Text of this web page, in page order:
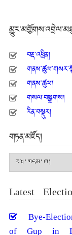
བརྡ་འཕྲིན།
གནས་ཚུལ།
གསལ་བསྒྲགས།
རིན་བསྡུར།
གཏན་མཛོད།
Latest
Bye-
of Gup in